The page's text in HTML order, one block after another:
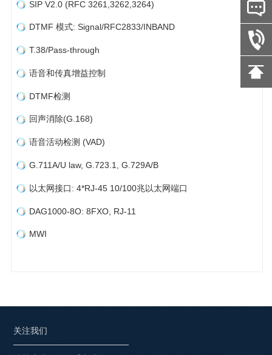
SIP V2.0 (RFC 3261,3262,3264)
DTMF 模式: Signal/RFC2833/INBAND
T.38/Pass-through
语音和传真增益控制
DTMF检测
回声消除(G.168)
语音活动检测 (VAD)
G.711A/U law, G.723.1, G.729A/B
以太网接口: 4*RJ-45 10/100兆以太网端口
DAG1000-8O: 8FXO, RJ-11
MWI
关注我们